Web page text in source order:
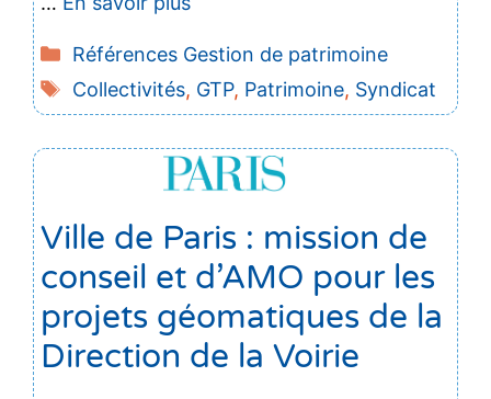
Catégories
Références Gestion de patrimoine
Étiquettes
Collectivités, GTP, Patrimoine, Syndicat
Ville de Paris : mission de
conseil et d’AMO pour les
projets géomatiques de la
Direction de la Voirie